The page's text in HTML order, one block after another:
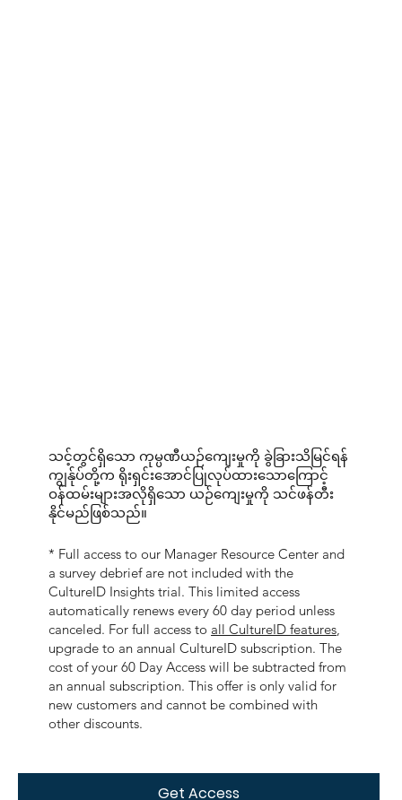
သင့်တွင်ရှိသော ကုမ္ပဏီယဉ်ကျေးမှုကို ခွဲခြားသိမြင်ရန်
ကျွန်ုပ်တို့က ရိုးရှင်းအောင်ပြုလုပ်ထားသောကြောင့်
ဝန်ထမ်းများအလိုရှိသော ယဉ်ကျေးမှုကို သင်ဖန်တီး
နိုင်မည်ဖြစ်သည်။
* Full access to our Manager Resource Center and
a survey debrief are not included with the
CultureID Insights trial. This limited access
automatically renews every 60 day period unless
canceled. For full access to all CultureID features
upgrade to an annual CultureID subscription. The
cost of your 60 Day Access will be subtracted from
an annual subscription. This offer is only valid for
new customers and cannot be combined with
other discounts.
Get Access